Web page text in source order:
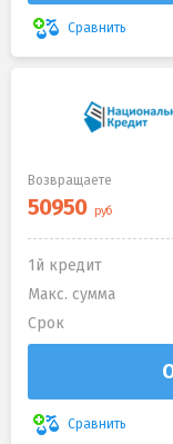
Сравнить
Возвращаете
1й кредит
Макс. сумма
Срок
Сравнить